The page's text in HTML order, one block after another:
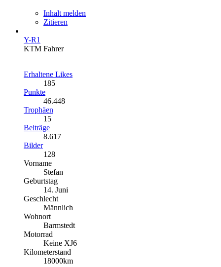
Inhalt melden
Zitieren
Y-R1
KTM Fahrer
Erhaltene Likes
185
Punkte
46.448
Trophäen
15
Beiträge
8.617
Bilder
128
Vorname
Stefan
Geburtstag
14. Juni
Geschlecht
Männlich
Wohnort
Barmstedt
Motorrad
Keine XJ6
Kilometerstand
18000km